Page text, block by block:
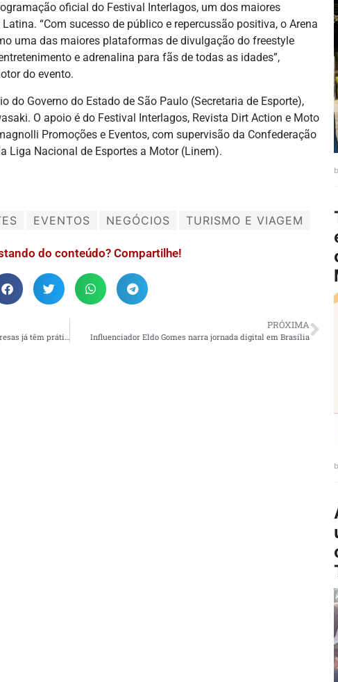
oficial do Festival Interlagos, um dos maiores
“Com sucesso de público e repercussão positiva, o Arena
uma das maiores plataformas de divulgação do freestyle
e adrenalina para fãs de todas as idades”,
do evento.
do Governo do Estado de São Paulo (Secretaria de Esporte),
O apoio é do Festival Interlagos, Revista Dirt Action e Moto
Promoções e Eventos, com supervisão da Confederação
Liga Nacional de Esportes a Motor (Linem).
EVENTOS NEGÓCIOS TURISMO E VIAGEM
do conteúdo? Compartilhe!
PRÓXIMA
Influenciador Eldo Gomes narra jornada digital em Brasília